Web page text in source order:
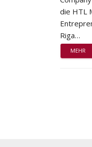
die HTL
Riga…
MEHR